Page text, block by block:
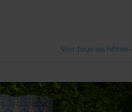
Voir tous les hôtels